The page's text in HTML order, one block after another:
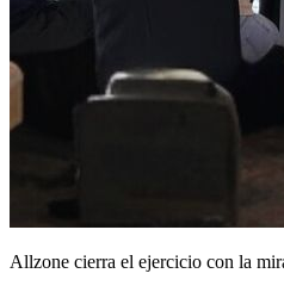
Allzone cierra el ejercicio con la